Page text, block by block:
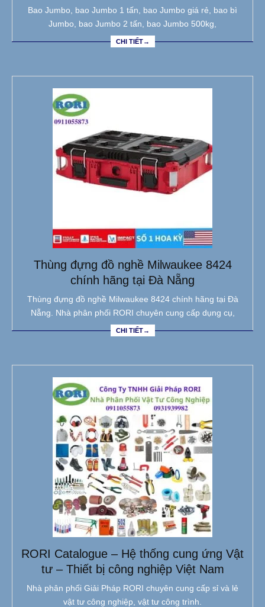
Bao Jumbo, bao Jumbo 1 tấn, bao Jumbo giá rẻ, bao bì
Jumbo, bao Jumbo 2 tấn, bao Jumbo 500kg,
CHI TIẾT→
Thùng đựng đồ nghề Milwaukee 8424
chính hãng tại Đà Nẵng
Thùng đựng đồ nghề Milwaukee 8424 chính hãng tại Đà
Nẵng. Nhà phân phối RORI chuyên cung cấp dụng cụ,
CHI TIẾT→
RORI Catalogue – Hệ thống cung ứng Vật
tư – Thiết bị công nghiệp Việt Nam
Nhà phân phối Giải Pháp RORI chuyên cung cấp sỉ và lẻ
vật tư công nghiệp, vật tư công trình.